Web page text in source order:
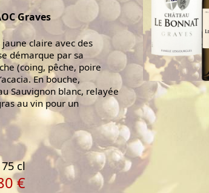
Graves
jaune claire avec des
démarque par sa
(coing, pêche, poire
En bouche,
Sauvignon blanc, relayée
au vin pour un
cl
€